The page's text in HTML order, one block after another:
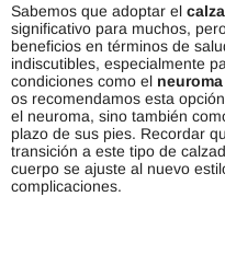
s
e
p
u
e
d
e
n
e
l
Sabemos que adoptar el
significativo para muchos,
beneficios en términos de
indiscutibles, especialmente
condiciones como el
os recomendamos esta
el neuroma, sino también
plazo de sus pies. Recordar
transición a este tipo de
cuerpo se ajuste al nuevo
complicaciones.